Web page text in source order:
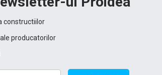
constructiilor
producatorilor